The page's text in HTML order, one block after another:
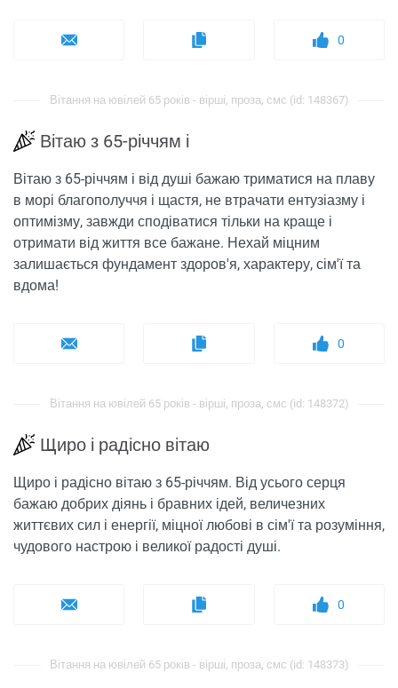
0
Вітання на ювілей 65 років - вірші, проза, смс (id: 148367)
Вітаю з 65-річчям і
Вітаю з 65-річчям і від душі бажаю триматися на плаву
в морі благополуччя і щастя, не втрачати ентузіазму і
оптимізму, завжди сподіватися тільки на краще і
отримати від життя все бажане. Нехай міцним
залишається фундамент здоров'я, характеру, сім'ї та
вдома!
0
Вітання на ювілей 65 років - вірші, проза, смс (id: 148372)
Щиро і радісно вітаю
Щиро і радісно вітаю з 65-річчям. Від усього серця
бажаю добрих діянь і бравних ідей, величезних
життєвих сил і енергії, міцної любові в сім'ї та розуміння,
чудового настрою і великої радості душі.
0
Вітання на ювілей 65 років - вірші, проза, смс (id: 148373)